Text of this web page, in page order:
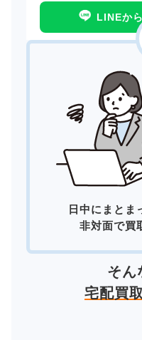
LINEか
日中にまとま
非対面で買
そん
宅配買取